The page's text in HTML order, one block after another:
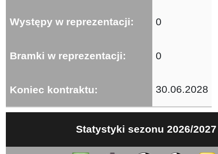
Występy w reprezentacji: 0
Bramki w reprezentacji: 0
Koniec kontraktu: 30.06.2028
Statystyki sezonu 2026/2027